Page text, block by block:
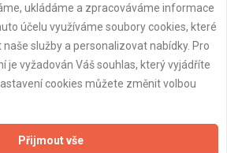
informace
a ochrana osobních údajů
používání souborů cookie
ukládáme a zpracováváme informace
účelu využíváme soubory cookies, které
služby a personalizovat nabídky. Pro
je vyžadován Váš souhlas, který vyjádříte
cookies můžete změnit volbou
Přijmout vše